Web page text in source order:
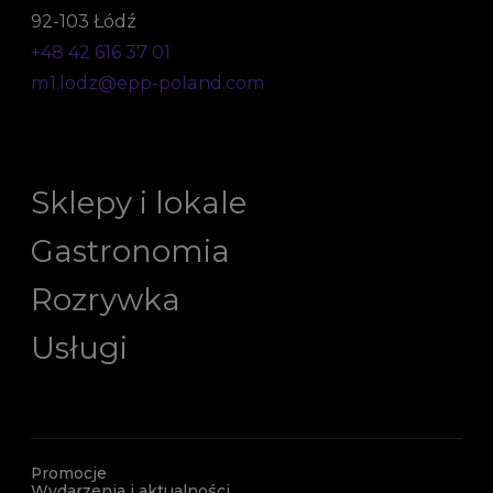
92-103 Łódź
+48 42 616 37 01
m1.lodz@epp-poland.com
Sklepy i lokale
Gastronomia
Rozrywka
Usługi
Promocje